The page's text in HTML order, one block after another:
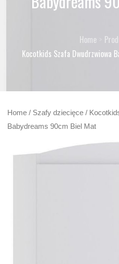
Home
Kocotkids Szafa Dwudrzwiowa
Home / Szafy dziecięce /
Babydreams 90cm Biel Mat